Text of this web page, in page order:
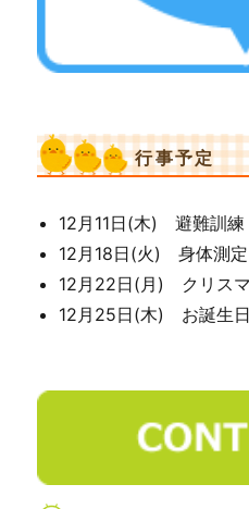
行事予定
12月11日(木) 避難訓練
12月18日(火) 身体測定
12月22日(月) クリス
12月25日(木) お誕生